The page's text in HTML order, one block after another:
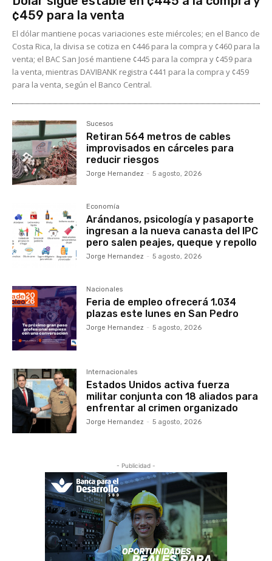
¢459 para la venta
El dólar mantiene pocas variaciones este miércoles; en el Banco de
Costa Rica, la divisa se cotiza en ¢446 para la compra y ¢460 para la
venta; el BAC San José mantiene ¢445 para la compra y ¢459 para
la venta, mientras DAVIBANK registra ¢441 para la compra y ¢459
para la venta, según el Banco Central.
Sucesos
Retiran 564 metros de cables
improvisados en cárceles para
reducir riesgos
Jorge Hernandez - 5 agosto, 2026
Economía
Arándanos, psicología y pasaporte
ingresan a la nueva canasta del IPC
pero salen peajes, queque y repollo
Jorge Hernandez - 5 agosto, 2026
Nacionales
Feria de empleo ofrecerá 1.034
plazas este lunes en San Pedro
Jorge Hernandez - 5 agosto, 2026
Internacionales
Estados Unidos activa fuerza
militar conjunta con 18 aliados para
enfrentar al crimen organizado
Jorge Hernandez - 5 agosto, 2026
- Publicidad -